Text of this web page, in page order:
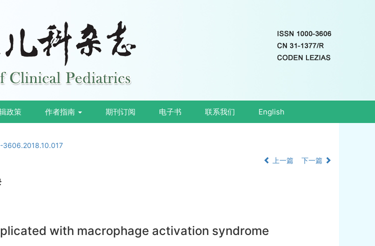
政策 作者指南 期刊订阅 电子书 联系我们 English
3606.2018.10.017
上一篇 下一篇
with macrophage activation syndrome